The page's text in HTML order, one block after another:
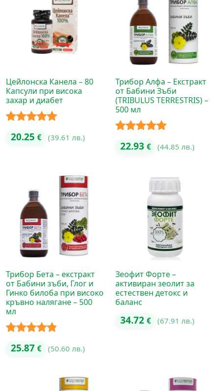
Цейлонска Канела – 80
Капсули при висока
захар и диабет
Оценено с
20.25 € (39.61 лв.)
Трибор Алфа – Екстракт
от Бабини Зъби
(TRIBULUS TERRESTRIS) –
500 мл
Оценено с
22.93 € (44.85 лв.)
Трибор Бета – екстракт
от Бабини зъби, Глог и
Гинко билоба при високо
кръвно налягане – 500
мл
Оценено с
25.87 € (50.60 лв.)
Зеофит Форте –
активиран зеолит за
естествен детокс и
баланс
34.72 € (67.91 лв.)